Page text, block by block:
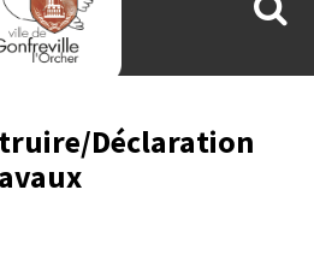
à
Déclaration